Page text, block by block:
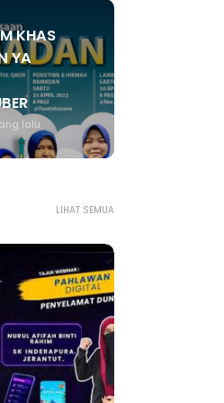
KHAS
YA
lalu
LIHAT SEMUA